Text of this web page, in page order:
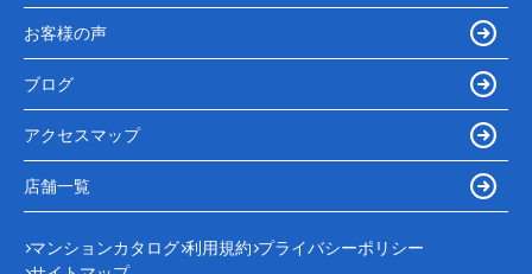
お客様の声
ブログ
アクセスマップ
店舗一覧
マンションカタログ 利用規約 プライバシーポリシー